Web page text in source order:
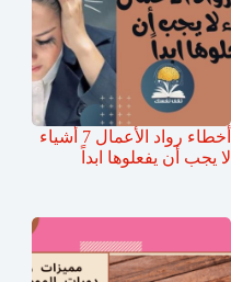
أخطاء رواد الأعمال 7 أشياء
لا يجب أن يفعلوها ابداً